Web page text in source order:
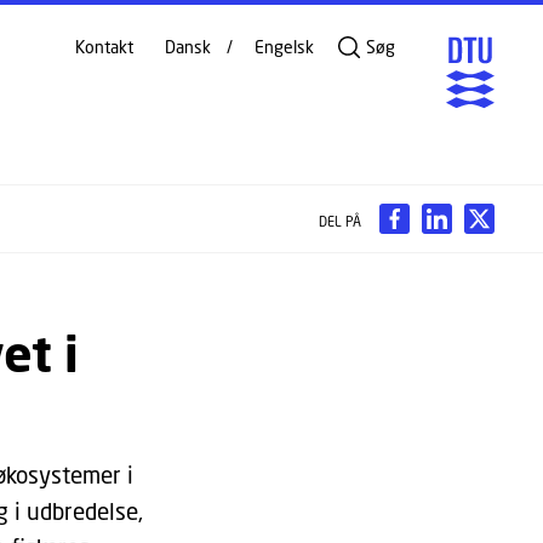
Kontakt Dansk Engelsk Søg
DEL PÅ
i
i
i udbredelse,